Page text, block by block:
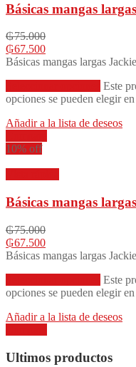
Básicas mangas
₲75.000
₲67.500
Básicas mangas largas
Este
opciones se pueden elegir
Añadir a la lista de deseos
10% off
Básicas mangas
₲75.000
₲67.500
Básicas mangas largas
Este
opciones se pueden elegir
Añadir a la lista de deseos
Ultimos productos